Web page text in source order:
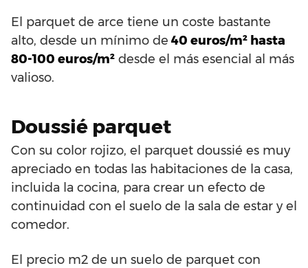
El parquet de arce tiene un coste bastante
alto, desde un mínimo de 40 euros/m² hasta
80-100 euros/m² desde el más esencial al más
valioso.
Doussié parquet
Con su color rojizo, el parquet doussié es muy
apreciado en todas las habitaciones de la casa,
incluida la cocina, para crear un efecto de
continuidad con el suelo de la sala de estar y el
comedor.
El precio m2 de un suelo de parquet con